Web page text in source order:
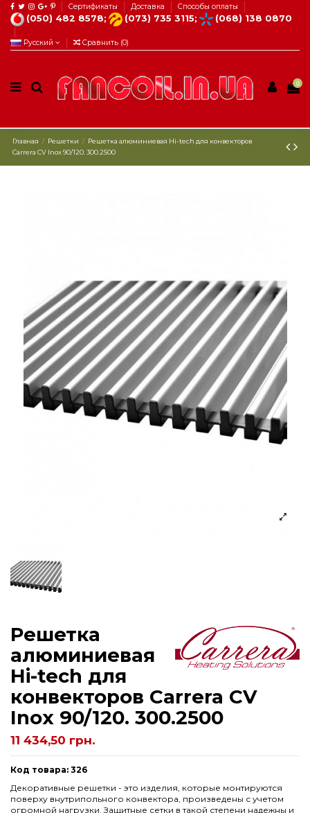
Сертификаты Доставка Способы оплаты
(050) 482 8578; (073) 735 3115; (068) 138 0870
Русский Сравнить (0)
0
Главная Решетки
Решетка алюминиевая Hi-tech для конвекторов
Carrera CV Inox 90/120. 300.2500
Решетка
алюминиевая
Hi-tech для
конвекторов Carrera CV
Inox 90/120. 300.2500
11 434,50 грн.
Код товара: 326
Декоративные решетки - это изделия, которые монтируются
поверху внутрипольного конвектора, произведены с учетом
огромной нагрузки. Защитные сетки в такой степени надежны и